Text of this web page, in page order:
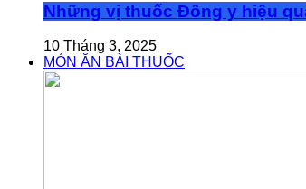
Những vị thuốc Đông y hiệu
10 Tháng 3, 2025
MÓN ĂN BÀI THUỐC